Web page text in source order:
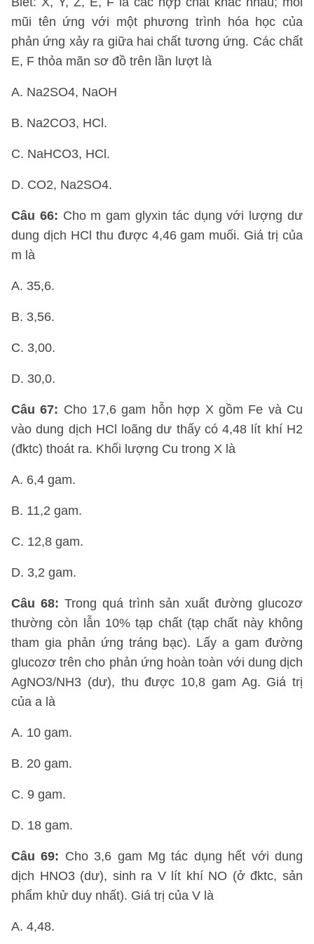
mũi tên ứng với một phương trình hóa học của
phản ứng xảy ra giữa hai chất tương ứng. Các chất
E, F thỏa mãn sơ đồ trên lần lượt là
A. Na2SO4, NaOH
B. Na2CO3, HCl.
C. NaHCO3, HCl.
D. CO2, Na2SO4.
Câu 66: Cho m gam glyxin tác dụng với lượng dư
dung dịch HCl thu được 4,46 gam muối. Giá trị của
m là
A. 35,6.
B. 3,56.
C. 3,00.
D. 30,0.
Câu 67: Cho 17,6 gam hỗn hợp X gồm Fe và Cu
vào dung dịch HCl loãng dư thấy có 4,48 lít khí H2
(đktc) thoát ra. Khối lượng Cu trong X là
A. 6,4 gam.
B. 11,2 gam.
C. 12,8 gam.
D. 3,2 gam.
Câu 68: Trong quá trình sản xuất đường glucozơ
thường còn lẫn 10% tạp chất (tạp chất này không
tham gia phản ứng tráng bạc). Lấy a gam đường
glucozơ trên cho phản ứng hoàn toàn với dung dịch
AgNO3/NH3 (dư), thu được 10,8 gam Ag. Giá trị
của a là
A. 10 gam.
B. 20 gam.
C. 9 gam.
D. 18 gam.
Câu 69: Cho 3,6 gam Mg tác dụng hết với dung
dịch HNO3 (dư), sinh ra V lít khí NO (ở đktc, sản
phẩm khử duy nhất). Giá trị của V là
A. 4,48.